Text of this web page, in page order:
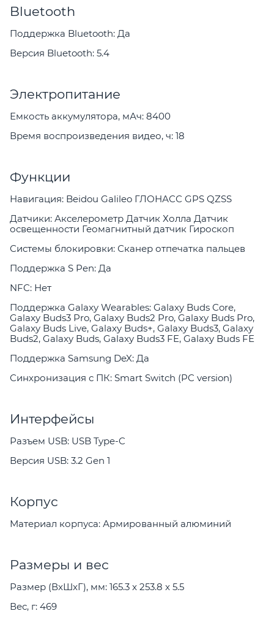
Bluetooth
Поддержка Bluetooth: Да
Версия Bluetooth: 5.4
Электропитание
Емкость аккумулятора, мАч: 8400
Время воспроизведения видео, ч: 18
Функции
Навигация: Beidou Galileo ГЛОНАСС GPS QZSS
Датчики: Акселерометр Датчик Холла Датчик
освещенности Геомагнитный датчик Гироскоп
Системы блокировки: Сканер отпечатка пальцев
Поддержка S Pen: Да
NFC: Нет
Поддержка Galaxy Wearables: Galaxy Buds Core,
Galaxy Buds3 Pro, Galaxy Buds2 Pro, Galaxy Buds Pro,
Galaxy Buds Live, Galaxy Buds+, Galaxy Buds3, Galaxy
Buds2, Galaxy Buds, Galaxy Buds3 FE, Galaxy Buds FE
Поддержка Samsung DeX: Да
Синхронизация с ПК: Smart Switch (PC version)
Интерфейсы
Разъем USB: USB Type-C
Версия USB: 3.2 Gen 1
Корпус
Материал корпуса: Армированный алюминий
Размеры и вес
Размер (ВxШxГ), мм: 165.3 x 253.8 x 5.5
Вес, г: 469